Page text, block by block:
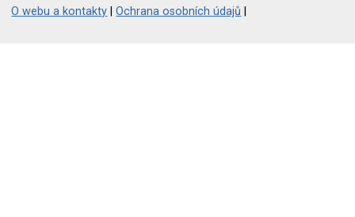
O webu a kontakty |Ochrana osobních údajů